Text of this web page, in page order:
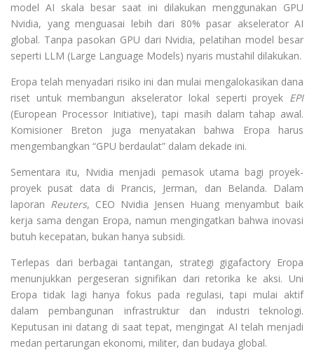
model AI skala besar saat ini dilakukan menggunakan GPU
Nvidia, yang menguasai lebih dari 80% pasar akselerator AI
global. Tanpa pasokan GPU dari Nvidia, pelatihan model besar
seperti LLM (Large Language Models) nyaris mustahil dilakukan.
Eropa telah menyadari risiko ini dan mulai mengalokasikan dana
riset untuk membangun akselerator lokal seperti proyek EPI
(European Processor Initiative), tapi masih dalam tahap awal.
Komisioner Breton juga menyatakan bahwa Eropa harus
mengembangkan “GPU berdaulat” dalam dekade ini.
Sementara itu, Nvidia menjadi pemasok utama bagi proyek-
proyek pusat data di Prancis, Jerman, dan Belanda. Dalam
laporan Reuters, CEO Nvidia Jensen Huang menyambut baik
kerja sama dengan Eropa, namun mengingatkan bahwa inovasi
butuh kecepatan, bukan hanya subsidi.
Terlepas dari berbagai tantangan, strategi gigafactory Eropa
menunjukkan pergeseran signifikan dari retorika ke aksi. Uni
Eropa tidak lagi hanya fokus pada regulasi, tapi mulai aktif
dalam pembangunan infrastruktur dan industri teknologi.
Keputusan ini datang di saat tepat, mengingat AI telah menjadi
medan pertarungan ekonomi, militer, dan budaya global.